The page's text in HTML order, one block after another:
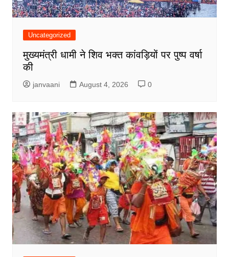
Uncategorized
मुख्यमंत्री धामी ने शिव भक्त कांवड़ियों पर पुष्प वर्षा
की
janvaani August 4, 2026 0